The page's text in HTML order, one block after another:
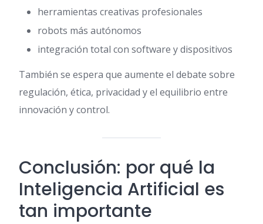
herramientas creativas profesionales
robots más autónomos
integración total con software y dispositivos
También se espera que aumente el debate sobre
regulación, ética, privacidad y el equilibrio entre
innovación y control.
Conclusión: por qué la
Inteligencia Artificial es
tan importante